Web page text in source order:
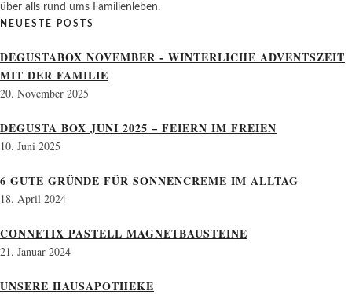
über alls rund ums Familienleben.
NEUESTE POSTS
DEGUSTABOX NOVEMBER - WINTERLICHE ADVENTSZEIT
MIT DER FAMILIE
20. November 2025
DEGUSTA BOX JUNI 2025 – FEIERN IM FREIEN
10. Juni 2025
6 GUTE GRÜNDE FÜR SONNENCREME IM ALLTAG
18. April 2024
CONNETIX PASTELL MAGNETBAUSTEINE
21. Januar 2024
UNSERE HAUSAPOTHEKE